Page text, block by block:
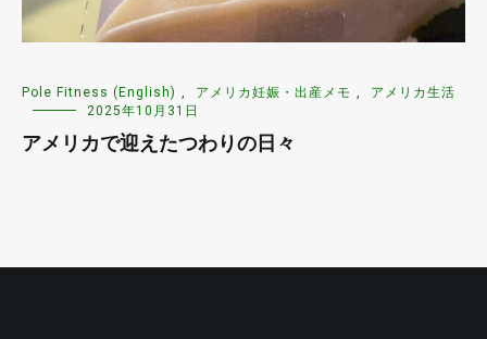
Pole Fitness (English) , アメリカ妊娠・出産メモ ,
アメリカ生活
2025年10月31日
アメリカで迎えたつわりの日々